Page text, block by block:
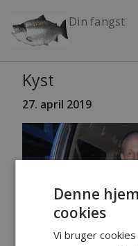
Din fangst
Kyst
27. april 2019
Denne
cookies
Vi bruger